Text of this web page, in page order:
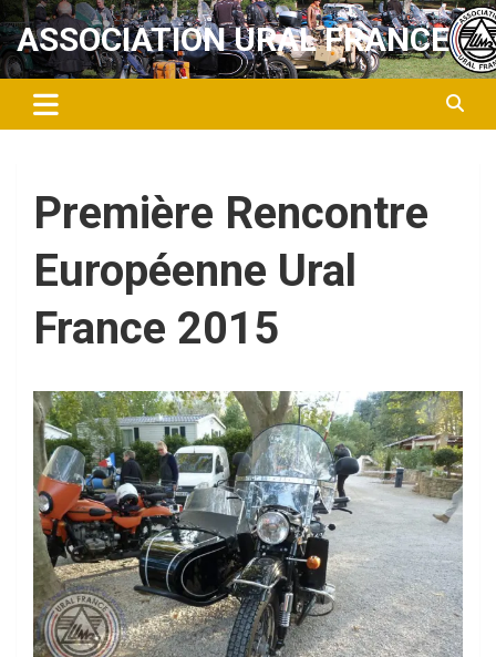
Aller
au
contenu
ASSOCIATION URAL FRANCE
Première Rencontre
Européenne Ural
France 2015